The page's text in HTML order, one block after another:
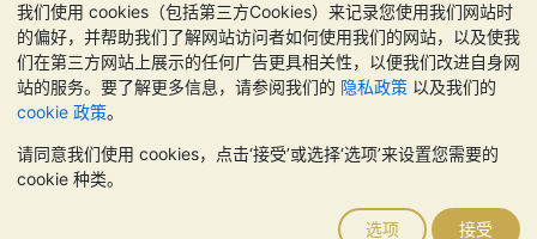
我们使用 cookies（包括第三方Cookies）来记录您使用我们网站时
的偏好，并帮助我们了解网站访问者如何使用我们的网站，以及使我
们在第三方网站上展示的任何广告更具相关性，以便我们改进自身网
站的服务。要了解更多信息，请参阅我们的 隐私政策 以及我们的
cookie 政策。
请同意我们使用 cookies，点击‘接受’或选择‘选项’来设置您需要的
cookie 种类。
选项 接受
办公时间:
9am to 8:30pm (英国时间), 周一至周五
Galmarley Ltd T/A BullionVault
3 Shortlands (7th Floor)
London
W6 8DA
贵金属的价值可能下跌也可能上涨。历史趋势不能保证未来